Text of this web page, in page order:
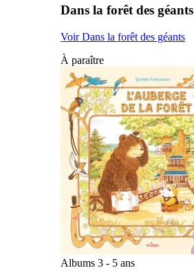
Dans la forêt des géants
Voir Dans la forêt des géants
À paraître
Albums 3 - 5 ans